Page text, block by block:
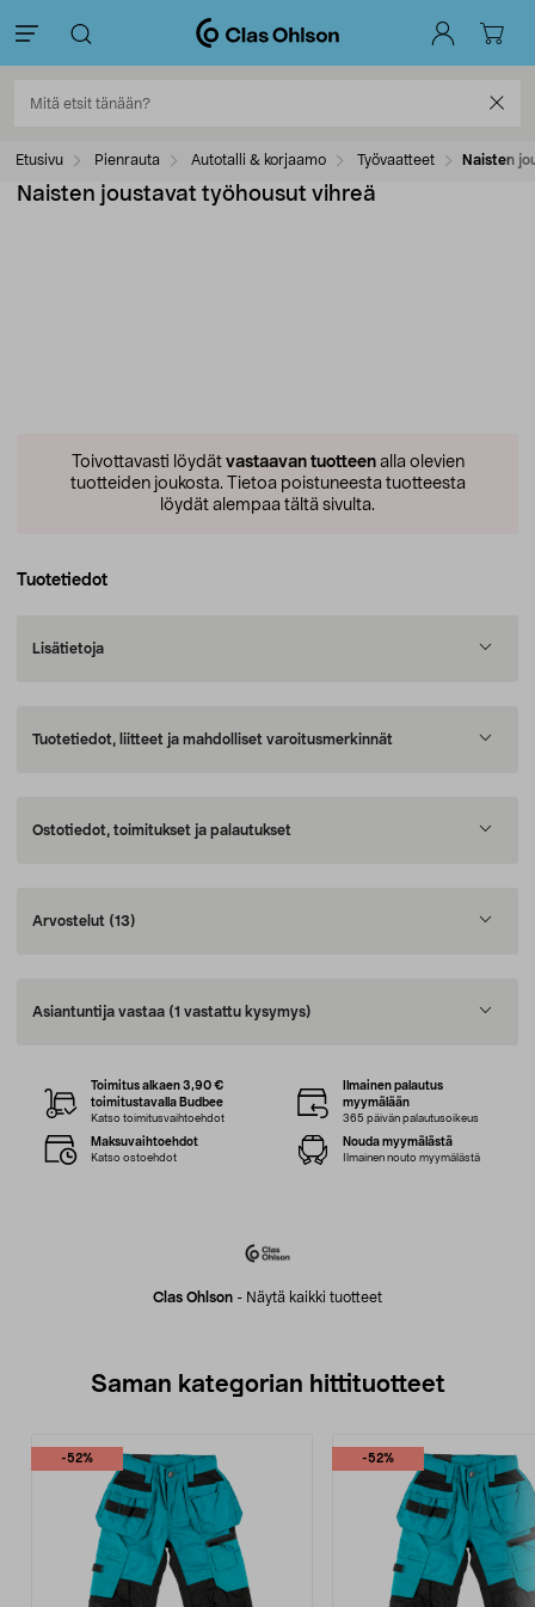
Etusivu Pienrauta Autotalli & korjaamo Työvaatteet Naisten
Naisten joustavat työhousut vihreä
Toivottavasti löydät vastaavan tuotteenalla olevien
tuotteiden joukosta. Tietoa poistuneesta tuotteesta
löydät alempaa tältä sivulta.
Tuotetiedot
Lisätietoja
Tuotetiedot, liitteet ja mahdolliset varoitusmerkinnät
Ostotiedot, toimitukset ja palautukset
Arvostelut (13)
Asiantuntija vastaa (1 vastattu kysymys)
Clas Ohlson - Näytä kaikki tuotteet
Toimitus alkaen 3,90 €
toimitustavalla Budbee
Katso toimitusvaihtoehdot
Ilmainen palautus
myymälään
365 päivän palautusoikeus
Maksuvaihtoehdot
Katso ostoehdot
Nouda myymälästä
Ilmainen nouto myymälästä
Saman kategorian hittituotteet
-52% -52%